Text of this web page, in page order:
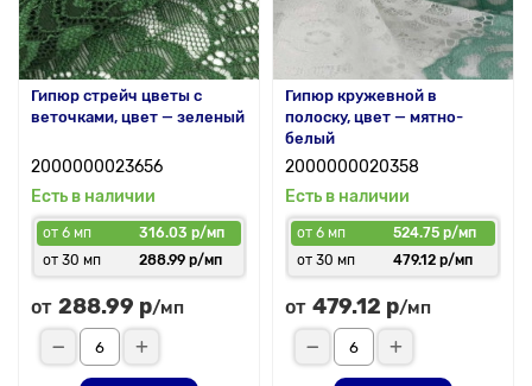
Гипюр стрейч цветы с
веточками, цвет — зеленый
2000000023656
Есть в наличии
от 6 мп
316.03 р/мп
от 30 мп
288.99 р/мп
от 288.99 р/мп
Гипюр кружевной в
полоску, цвет — мятно-
белый
2000000020358
Есть в наличии
от 6 мп
524.75 р/мп
от 30 мп
479.12 р/мп
от 479.12 р/мп